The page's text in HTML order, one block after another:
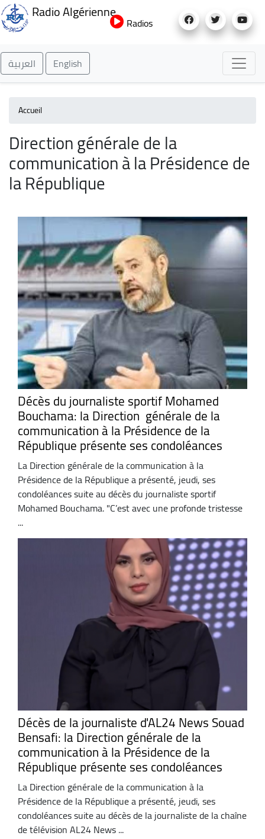
au
Radio Algérienne
Radios
العربية English
Accueil
Direction générale de la
communication à la Présidence de
la République
Décès du journaliste sportif Mohamed
Bouchama: la Direction générale de la
communication à la Présidence de la
République présente ses condoléances
La Direction générale de la communication à la
Présidence de la République a présenté, jeudi, ses
condoléances suite au décès du journaliste sportif
Mohamed Bouchama. "C’est avec une profonde tristesse
...
Décès de la journaliste d'AL24 News Souad
Bensafi: la Direction générale de la
communication à la Présidence de la
République présente ses condoléances
La Direction générale de la communication à la
Présidence de la République a présenté, jeudi, ses
condoléances suite au décès de la journaliste de la chaîne
de télévision AL24 News ...